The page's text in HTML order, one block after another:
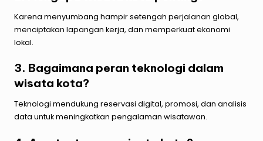
Karena menyumbang hampir setengah perjalanan global,
menciptakan lapangan kerja, dan memperkuat ekonomi
lokal.
3. Bagaimana peran teknologi dalam
wisata kota?
Teknologi mendukung reservasi digital, promosi, dan analisis
data untuk meningkatkan pengalaman wisatawan.